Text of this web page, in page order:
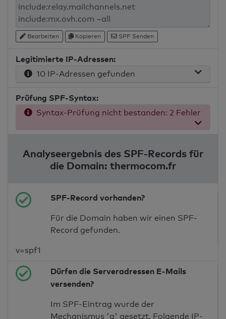
Bearbeiten Kopieren SPF Senden
Legitimierte IP-Adressen:
10 IP-Adressen gefunden
Prüfung SPF-Syntax:
Syntax-Prüfung nicht bestanden: 2 Fehler
Analyseergebnis des SPF-Records für
die Domain: thermocom.fr
SPF-Record vorhanden?
Für die Domain haben wir einen SPF-
Record gefunden.
v=spf1
Dürfen die Serveradressen E-Mails
versenden?
Im SPF-Eintrag wurde der
Mechanismus 'a' gesetzt. Folgende IP-